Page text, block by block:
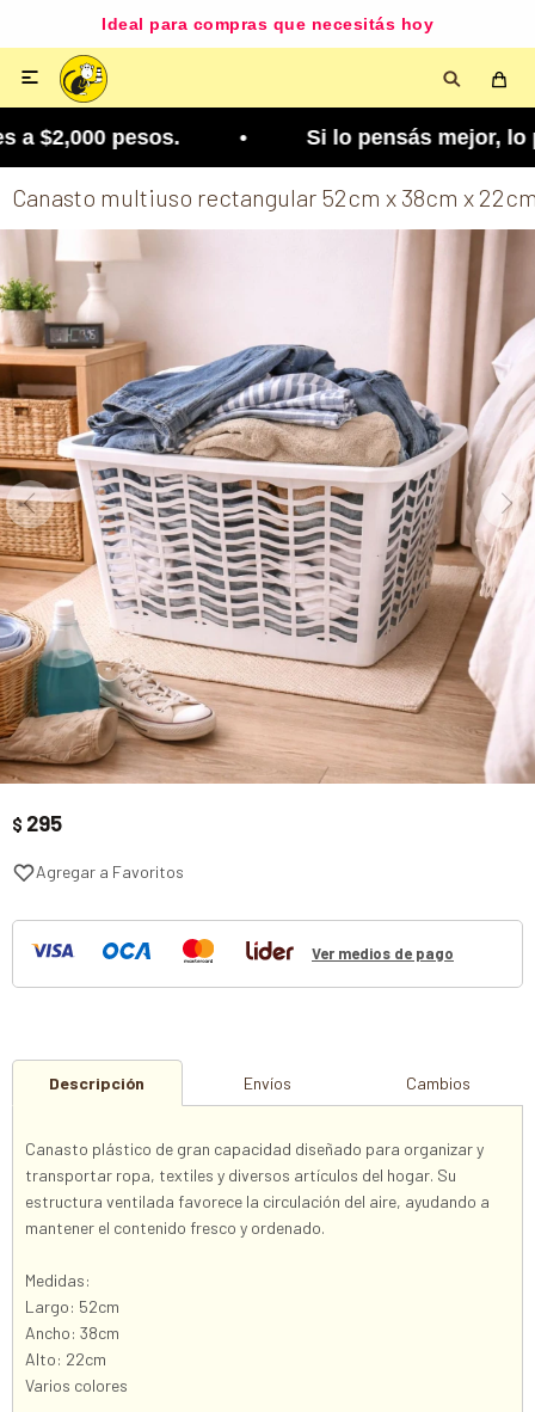
Ideal para compras que necesitás hoy

a $2,000 pesos. • Si lo pensás mejor, lo
Canasto multiuso rectangular 52cm x 38cm x
$ 295
Ver medios de pago
Descripción Envíos Cambios
Canasto plástico de gran capacidad diseñado para organizar y
transportar ropa, textiles y diversos artículos del hogar. Su
estructura ventilada favorece la circulación del aire, ayudando a
mantener el contenido fresco y ordenado.
Medidas:
Largo: 52cm
Ancho: 38cm
Alto: 22cm
Varios colores